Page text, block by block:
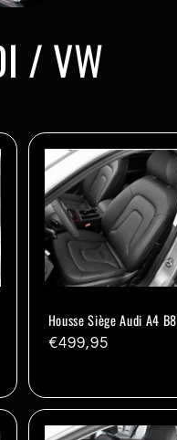
/ VW
Housse Siège Audi A4 B8
Prix
€499,95